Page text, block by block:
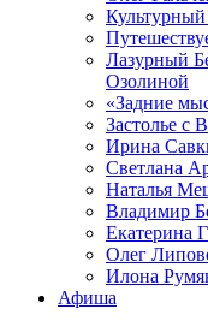
Лазурный
Озолиной
«Задние
Застолье с
Ирина
Светлана
Наталья
Владимир
Екатерина
Олег
Илона
Афиша